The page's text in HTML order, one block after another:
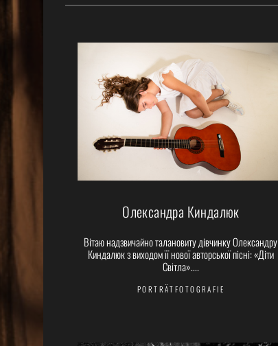
Олександра Киндалюк
Вітаю надзвичайно талановиту дівчинку Олександру
Киндалюк з виходом її нової авторської пісні: «Діти
Світла»....
PORTRÄTFOTOGRAFIE